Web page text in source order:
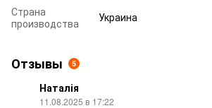
Страна
производства
Украина
Отзывы 5
Наталія
11.08.2025 в 17:22